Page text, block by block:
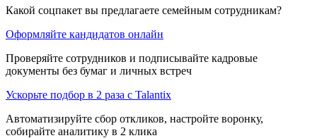
Какой соцпакет вы предлагаете семейным сотрудникам?
Оформляйте кандидатов онлайн
Проверяйте сотрудников и подписывайте кадровые
документы без бумаг и личных встреч
Ускорьте подбор в 2 раза с Talantix
Автоматизируйте сбор откликов, настройте воронку,
собирайте аналитику в 2 клика